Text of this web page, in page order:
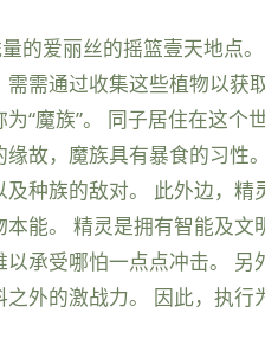
的爱丽丝的摇篮壹天地点
需通过收集这些植物以
“魔族”。 同子居住在这
故，魔族具有暴食的习
种族的敌对。 此外边，
能。 精灵是拥有智能及
承受哪怕一点点冲击。
外的激战力。 因此，执行